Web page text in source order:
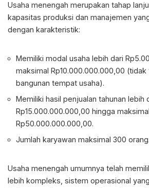
Usaha menengah merupakan tahap
kapasitas produksi dan manajemen
dengan karakteristik:
Memiliki modal usaha lebih dari
maksimal Rp10.000.000.000,00
bangunan tempat usaha).
Memiliki hasil penjualan tahunan lebih
Rp15.000.000.000,00 hingga maksimal
Rp50.000.000.000,00.
Jumlah karyawan maksimal 300 orang.
Usaha menengah umumnya telah
lebih kompleks, sistem operasional